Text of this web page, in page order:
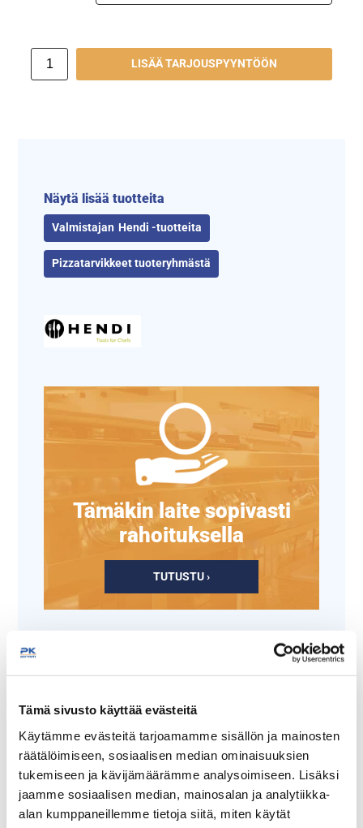
Tämä sivusto käyttää evästeitä
Käytämme evästeitä tarjoamamme sisällön ja mainosten
räätälöimiseen, sosiaalisen median ominaisuuksien
tukemiseen ja kävijämäärämme analysoimiseen. Lisäksi
jaamme sosiaalisen median, mainosalan ja analytiikka-
alan kumppaneillemme tietoja siitä, miten käytät
LISÄÄ TARJOUSPYYNTÖÖN
Näytä lisää tuotteita
Hendi -tuotteita
Pizzatarvikkeet tuoteryhmästä
Tämäkin laite sopivasti
rahoituksella
TUTUSTU ›
Pizza-alusta kahvalla
Pizzalautanen Recipe
Collection Brick Red